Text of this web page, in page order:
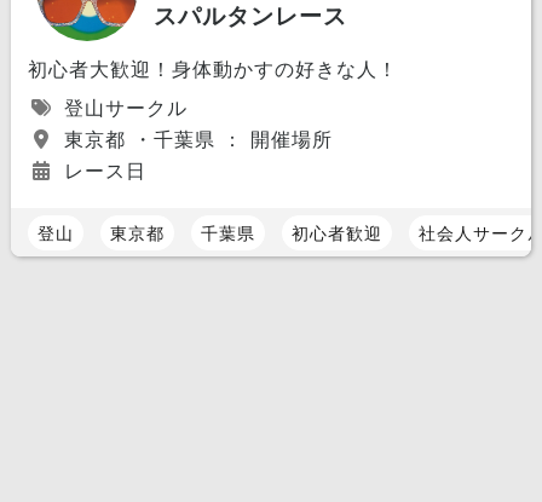
スパルタンレース
初心者大歓迎！身体動かすの好きな人！
登山サークル
東京都 ・千葉県 ： 開催場所
レース日
登山 東京都 千葉県 初心者歓迎 社会人サーク